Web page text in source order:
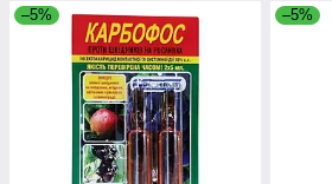
–5% –5%